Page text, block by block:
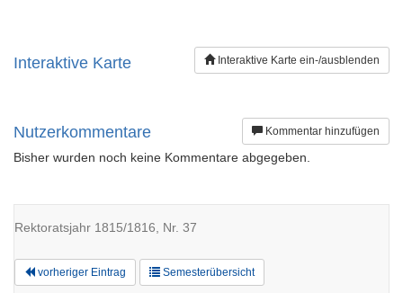
Interaktive Karte ein-/ausblenden
Interaktive Karte
Kommentar hinzufügen
Nutzerkommentare
Bisher wurden noch keine Kommentare abgegeben.
Rektoratsjahr 1815/1816, Nr. 37
vorheriger Eintrag Semesterübersicht